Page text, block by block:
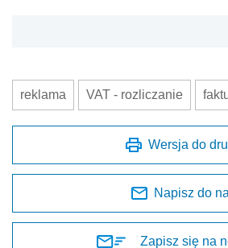
reklama VAT - rozliczanie
Wersja do
Napisz do
Zapisz się na